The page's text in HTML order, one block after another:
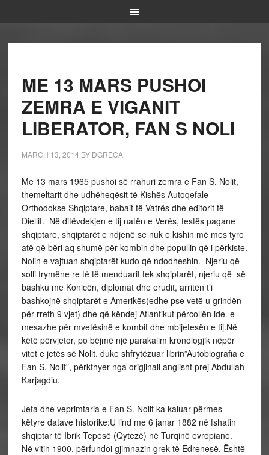
ME 13 MARS PUSHOI
ZEMRA E VIGANIT
LIBERATOR, FAN S NOLI
MARCH 13, 2014 BY DGRECA
Me 13 mars 1965 pushoi së rrahuri zemra e Fan S. Nolit,
themeltarit dhe udhëheqësit të Kishës Autoqefale
Orthodokse Shqiptare, babait të Vatrës dhe editorit të
Diellit. Në ditëvdekjen e tij natën e Verës, festës pagane
shqiptare, shqiptarët e ndjenë se nuk e kishin më mes tyre
atë që bëri aq shumë për kombin dhe popullin që i përkiste.
Nolin e vajtuan shqiptarët kudo që ndodheshin. Njeriu që
solli frymëne re të të menduarit tek shqiptarët, njeriu që së
bashku me Konicën, diplomat dhe erudit, arritën t’i
bashkojnë shqiptarët e Amerikës(edhe pse vetë u grindën
për rreth 9 vjet) dhe që këndej Atlantikut përcollën ide e
mesazhe për mvetësinë e kombit dhe mbijetesën e tij.Në
këtë përvjetor, po bëjmë një parakalim kronologjik nëpër
vitet e jetës së Nolit, duke shfrytëzuar librin”Autobiografia e
Fan S. Nolit”, përkthyer nga origjinali anglisht prej Abdullah
Karjagdiu.
Jeta dhe veprimtaria e Fan S. Nolit ka kaluar përmes
këtyre datave historike:U lind me 6 janar 1882 në fshatin
shqiptar të Ibrik Tepesë (Qytezë) në Turqinë evropiane.
Në vitin 1900, përfundoi gjimnazin grek të Edrenesë. Është